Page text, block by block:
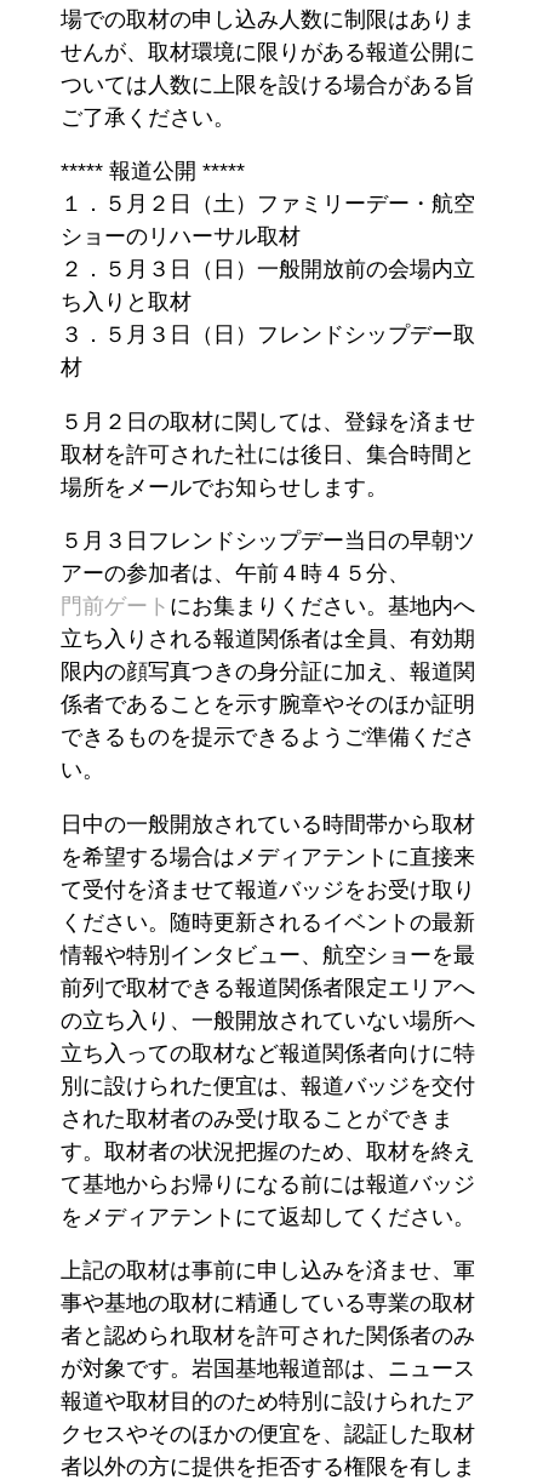
場での取材の申し込み人数に制限はありま
せんが、取材環境に限りがある報道公開に
ついては人数に上限を設ける場合がある旨
ご了承ください。
***** 報道公開 *****
１．５月２日（土）ファミリーデー・航空
ショーのリハーサル取材
２．５月３日（日）一般開放前の会場内立
ち入りと取材
３．５月３日（日）フレンドシップデー取
材
５月２日の取材に関しては、登録を済ませ
取材を許可された社には後日、集合時間と
場所をメールでお知らせします。
５月３日フレンドシップデー当日の早朝ツ
アーの参加者は、午前４時４５分、
門前ゲート にお集まりください。基地内へ
立ち入りされる報道関係者は全員、有効期
限内の顔写真つきの身分証に加え、報道関
係者であることを示す腕章やそのほか証明
できるものを提示できるようご準備くださ
い。
日中の一般開放されている時間帯から取材
を希望する場合はメディアテントに直接来
て受付を済ませて報道バッジをお受け取り
ください。随時更新されるイベントの最新
情報や特別インタビュー、航空ショーを最
前列で取材できる報道関係者限定エリアへ
の立ち入り、一般開放されていない場所へ
立ち入っての取材など報道関係者向けに特
別に設けられた便宜は、報道バッジを交付
された取材者のみ受け取ることができま
す。取材者の状況把握のため、取材を終え
て基地からお帰りになる前には報道バッジ
をメディアテントにて返却してください。
上記の取材は事前に申し込みを済ませ、軍
事や基地の取材に精通している専業の取材
者と認められ取材を許可された関係者のみ
が対象です。岩国基地報道部は、ニュース
報道や取材目的のため特別に設けられたア
クセスやそのほかの便宜を、認証した取材
者以外の方に提供を拒否する権限を有しま